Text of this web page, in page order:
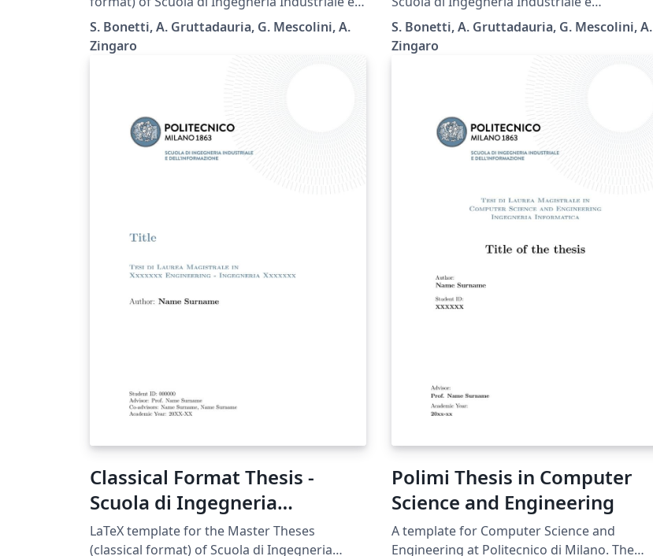
dell'Informazione - Politecnico di Milano.
S. Bonetti, A. Gruttadauria, G. Mescolini, A.
Zingaro
dell'Informazione - Politecnico di Milano.
S. Bonetti, A. Gruttadauria, G. Mescolini, A.
Zingaro
Classical Format Thesis -
Scuola di Ingegneria
Industriale e
LaTeX template for the Master Theses
(classical format) of Scuola di Ingegneria
Polimi Thesis in Computer
Science and Engineering
A template for Computer Science and
Engineering at Politecnico di Milano. The